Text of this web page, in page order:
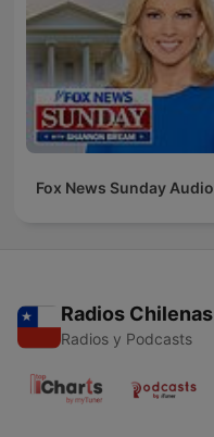
Fox News Sunday Audio
Radios Chilenas
Radios y Podcasts